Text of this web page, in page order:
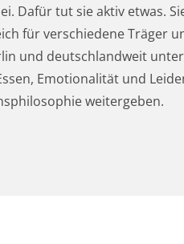
Dafür tut sie aktiv etwas.
für verschiedene Träger
und deutschlandweit
Emotionalität und
weitergeben.